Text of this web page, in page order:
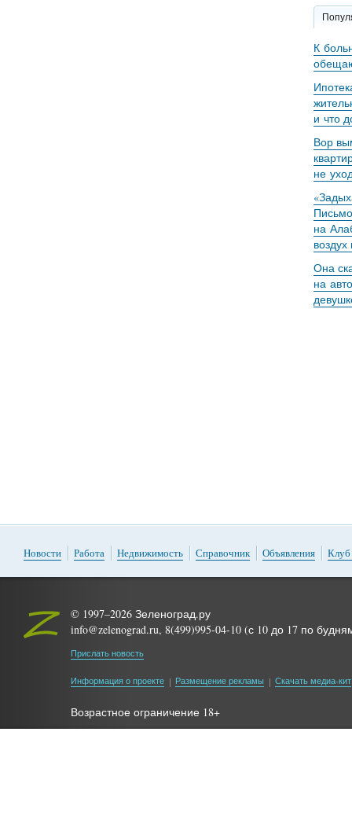
К
и что
Вор
не
на
Она
на
Новости Работа Недвижимость Справочник Объявления Клуб
© 1997–2026 Зеленоград.ру
info@zelenograd.ru, 8(499)995-04-10 (с 10 до 17 по
Прислать новость
Информация о проекте Размещение рекламы Скачать медиа-кит
Возрастное ограничение 18+